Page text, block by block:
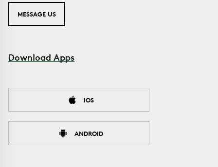
MESSAGE US
Download Apps
IOS
ANDROID